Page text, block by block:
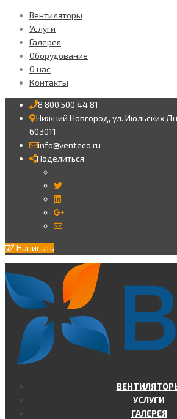
Вентиляторы
Услуги
Галерея
Оборудование
О нас
Контакты
8 800 500 44 81
Нижний Новгород, ул. Июльских
603011
info@venteco.ru
Поделиться
Написать
УСЛУГИ
ГАЛЕРЕЯ